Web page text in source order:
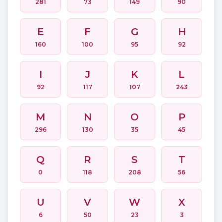
281 73 149 90
E
160
F
100
G
95
H
92
I
92
J
117
K
107
L
243
M
296
N
130
O
35
P
45
Q
0
R
118
S
208
T
56
U
6
V
50
W
23
X
3